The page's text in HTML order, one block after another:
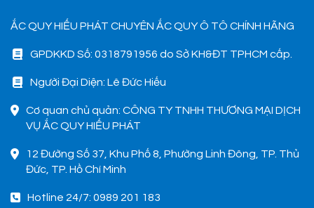
ẮC QUY HIẾU PHÁT CHUYÊN ẮC QUY Ô TÔ CHÍNH HÃNG
GPDKKD Số: 0318791956 do Sở KH&ĐT TPHCM cấp.
Người Đại Diện: Lê Đức Hiếu
Cơ quan chủ quản: CÔNG TY TNHH THƯƠNG MẠI DỊCH
VỤ ẮC QUY HIẾU PHÁT
12 Đường Số 37, Khu Phố 8, Phường Linh Đông, TP. Thủ
Đức, TP. Hồ Chí Minh
Hotline 24/7: 0989 201 183